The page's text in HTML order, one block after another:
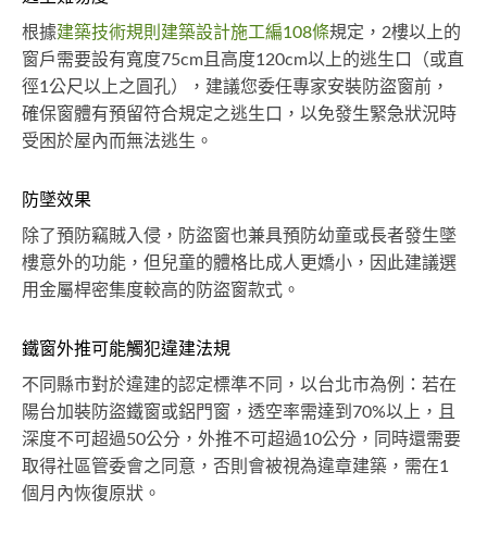
根據建築技術規則建築設計施工編108條規定，2樓以上的
窗戶需要設有寬度75cm且高度120cm以上的逃生口（或直
徑1公尺以上之圓孔），建議您委任專家安裝防盜窗前，
確保窗體有預留符合規定之逃生口，以免發生緊急狀況時
受困於屋內而無法逃生。
防墜效果
除了預防竊賊入侵，防盜窗也兼具預防幼童或長者發生墜
樓意外的功能，但兒童的體格比成人更嬌小，因此建議選
用金屬桿密集度較高的防盜窗款式。
鐵窗外推可能觸犯違建法規
不同縣市對於違建的認定標準不同，以台北市為例：若在
陽台加裝防盜鐵窗或鋁門窗，透空率需達到70%以上，且
深度不可超過50公分，外推不可超過10公分，同時還需要
取得社區管委會之同意，否則會被視為違章建築，需在1
個月內恢復原狀。